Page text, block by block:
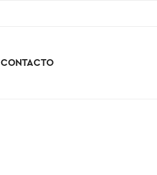
CONTACTO